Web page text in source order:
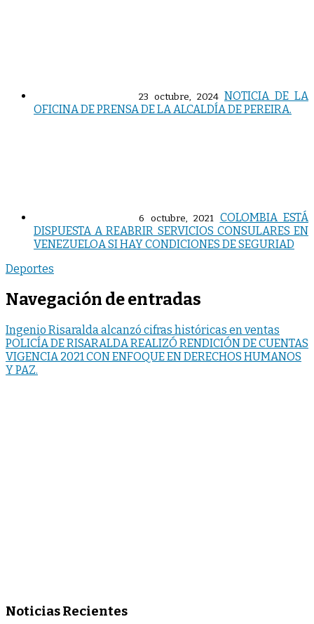
23 octubre, 2024 NOTICIA DE LA
OFICINA DE PRENSA DE LA ALCALDÍA DE PEREIRA.
6 octubre, 2021 COLOMBIA ESTÁ
DISPUESTA A REABRIR SERVICIOS CONSULARES EN
VENEZUELOA SI HAY CONDICIONES DE SEGURIAD
Deportes
Navegación de entradas
Ingenio Risaralda alcanzó cifras históricas en ventas
POLICÍA DE RISARALDA REALIZÓ RENDICIÓN DE CUENTAS
VIGENCIA 2021 CON ENFOQUE EN DERECHOS HUMANOS
Y PAZ.
Noticias Recientes